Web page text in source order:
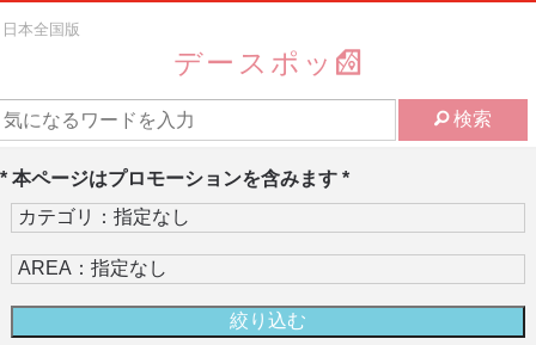
日本全国版
デースポッ
検索
* 本ページはプロモーションを含みます *